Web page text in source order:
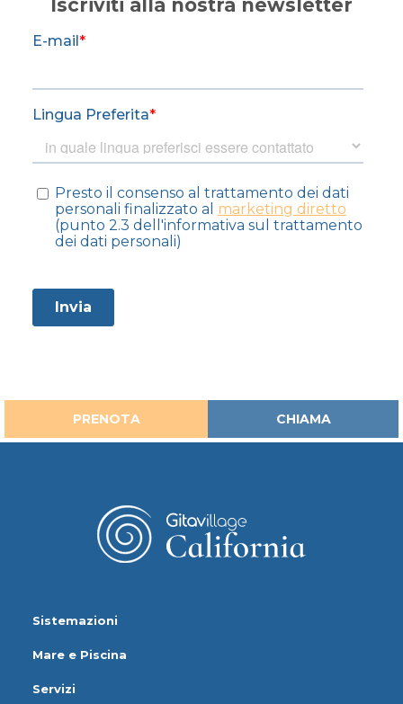
Iscriviti alla nostra newsletter
PRENOTA CHIAMA
Sistemazioni
Mare e Piscina
Servizi